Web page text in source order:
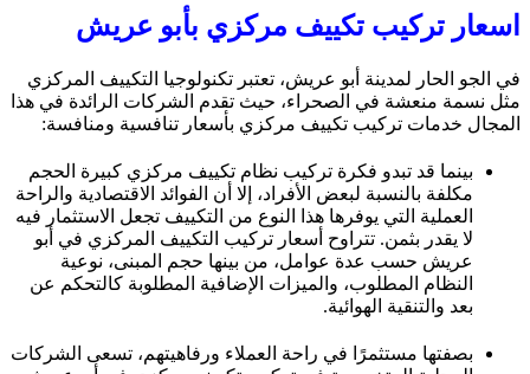
اسعار تركيب تكييف مركزي بأبو عريش
في الجو الحار لمدينة أبو عريش، تعتبر تكنولوجيا التكييف المركزي
مثل نسمة منعشة في الصحراء، حيث تقدم الشركات الرائدة في هذا
المجال خدمات تركيب تكييف مركزي بأسعار تنافسية ومنافسة:
بينما قد تبدو فكرة تركيب نظام تكييف مركزي كبيرة الحجم
مكلفة بالنسبة لبعض الأفراد، إلا أن الفوائد الاقتصادية والراحة
العملية التي يوفرها هذا النوع من التكييف تجعل الاستثمار فيه
لا يقدر بثمن. تتراوح أسعار تركيب التكييف المركزي في أبو
عريش حسب عدة عوامل، من بينها حجم المبنى، نوعية
النظام المطلوب، والميزات الإضافية المطلوبة كالتحكم عن
بعد والتنقية الهوائية.
بصفتها مستثمرًا في راحة العملاء ورفاهيتهم، تسعى الشركات